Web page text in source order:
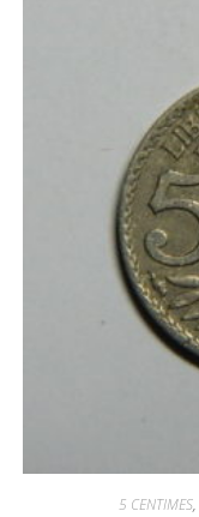
5 CENTIMES,